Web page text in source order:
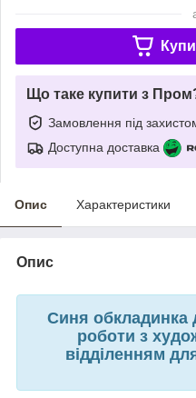
Що таке купити з
Замовлення під
Доступна доставка
Опис Характеристики
Опис
Синя обкладинка
роботи з
відділенням